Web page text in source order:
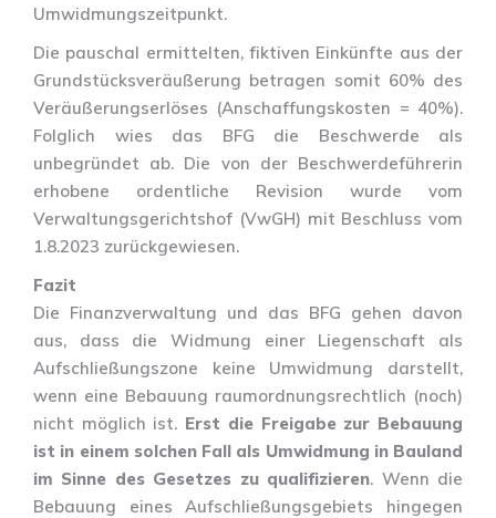
Umwidmungszeitpunkt.
Die pauschal ermittelten, fiktiven Einkünfte aus der
Grundstücksveräußerung betragen somit 60% des
Veräußerungserlöses (Anschaffungskosten = 40%).
Folglich wies das BFG die Beschwerde als
unbegründet ab. Die von der Beschwerdeführerin
erhobene ordentliche Revision wurde vom
Verwaltungsgerichtshof (VwGH) mit Beschluss vom
1.8.2023 zurückgewiesen.
Fazit
Die Finanzverwaltung und das BFG gehen davon
aus, dass die Widmung einer Liegenschaft als
Aufschließungszone keine Umwidmung darstellt,
wenn eine Bebauung raumordnungsrechtlich (noch)
nicht möglich ist. Erst die Freigabe zur Bebauung
ist in einem solchen Fall als Umwidmung in Bauland
im Sinne des Gesetzes zu qualifizieren. Wenn die
Bebauung eines Aufschließungsgebiets hingegen